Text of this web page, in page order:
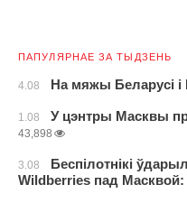
ПАПУЛЯРНАЕ ЗА ТЫДЗЕНЬ
4.08 На мяжы Беларусі і
1.08 У цэнтры Масквы
43,898
3.08
Беспілотнікі
Wildberries пад